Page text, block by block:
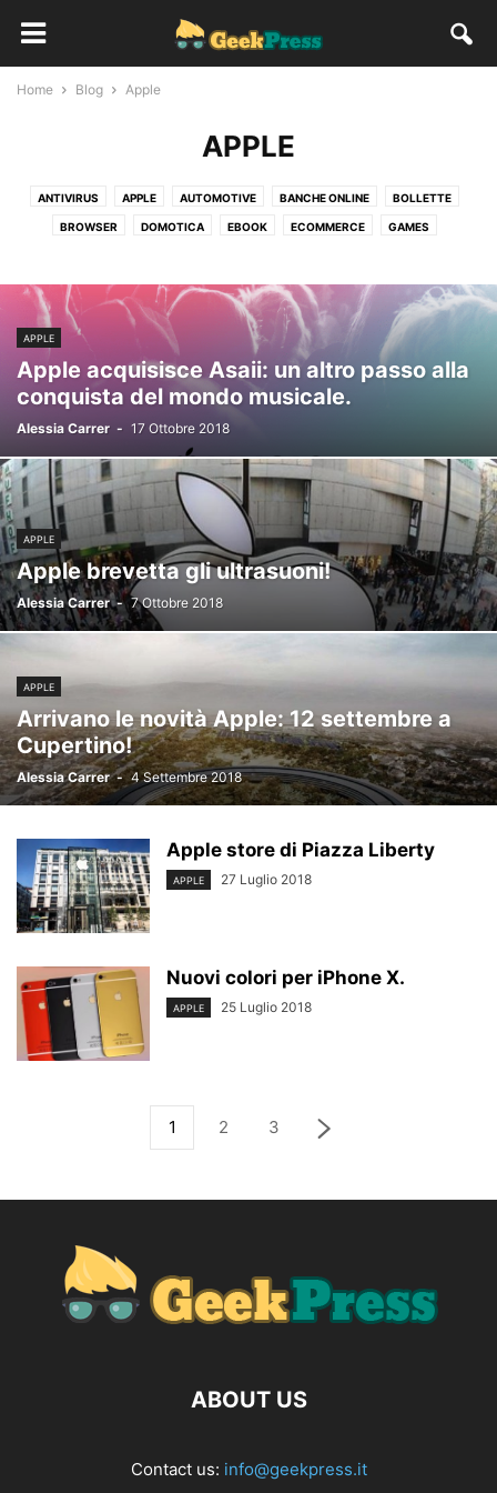
Home Blog Apple
APPLE
ANTIVIRUS APPLE AUTOMOTIVE BANCHE ONLINE BOLLETTE
BROWSER DOMOTICA EBOOK ECOMMERCE GAMES
REALTÀ AUMENTATA SAMSUNG SOCIAL SOFTWARE WEARABLE
XBOX
APPLE
Apple acquisisce Asaii: un altro passo alla
conquista del mondo musicale.
Alessia Carrer - 17 Ottobre 2018
APPLE
Apple brevetta gli ultrasuoni!
Alessia Carrer - 7 Ottobre 2018
APPLE
Arrivano le novità Apple: 12 settembre a
Cupertino!
Alessia Carrer - 4 Settembre 2018
Apple store di Piazza Liberty
APPLE 27 Luglio 2018
Nuovi colori per iPhone X.
APPLE 25 Luglio 2018
1 2 3
ABOUT US
Contact us: info@geekpress.it